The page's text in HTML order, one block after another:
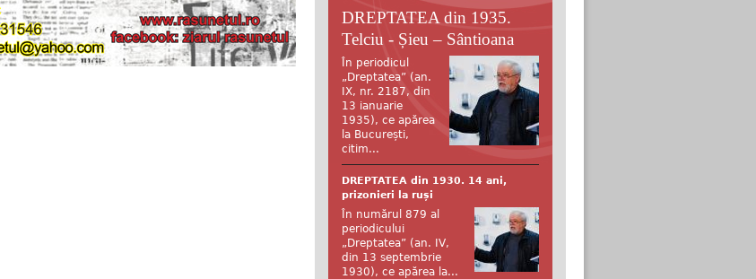
DREPTATEA din 1935.
Telciu - Șieu – Sântioana
În periodicul
„Dreptatea” (an.
IX, nr. 2187, din
13 ianuarie
1935), ce apărea
la București,
citim...
DREPTATEA din 1930. 14 ani,
prizonieri la ruși
În numărul 879 al
periodicului
„Dreptatea” (an. IV,
din 13 septembrie
1930), ce apărea la...